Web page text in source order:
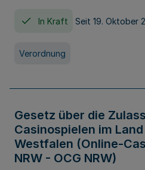
In Kraft Seit 19. Oktober
Verordnung
Gesetz über die
Casinospielen im
Westfalen (Online-
NRW - OCG NRW)